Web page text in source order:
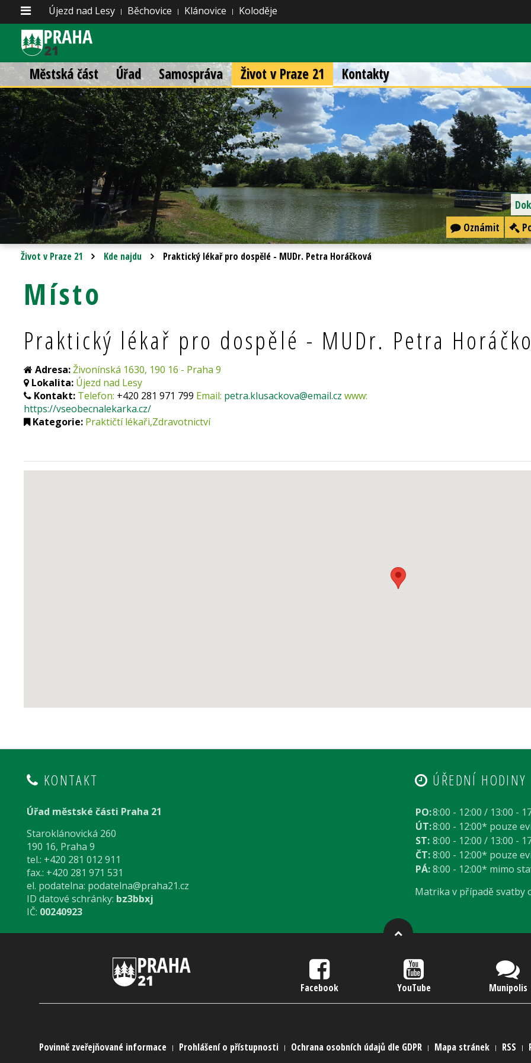
Újezd nad Lesy Běchovice Klánovice Koloděje
Městská část Úřad Samospráva Život v Praze 21 Kontakty
Oznámit
Život v Praze 21 Kde najdu Praktický lékař pro dospělé - MUDr. Petra Horáčková
Místo
Praktický lékař pro dospělé - MUDr. Petra
Adresa:Živonínská 1630, 190 16 - Praha 9
Lokalita: Újezd nad Lesy
Kontakt: Telefon: +420 281 971 799 Email: petra.klusackova@email.cz www:
https://vseobecnalekarka.cz/
Kategorie: Praktičtí lékaři,Zdravotnictví
KONTAKT
Úřad městské části Praha 21
Staroklánovická 260
190 16, Praha 9
tel.: +420 281 012 911
fax.: +420 281 971 531
el. podatelna: podatelna@praha21.cz
ID datové schránky: bz3bbxj
IČ: 00240923
ÚŘEDNÍ HODINY
PO:8:00 - 12:00 / 13:00 -
ÚT:8:00 - 12:00* pouze
ST: 8:00 - 12:00 / 13:00 -
ČT: 8:00 - 12:00* pouze
PÁ: 8:00 - 12:00* mimo
Matrika v případě svatby
Facebook YouTube Munipolis
Povinně zveřejňované informace Prohlášení o přístupnosti Ochrana osobních údajů dle GDPR Mapa stránek RSS